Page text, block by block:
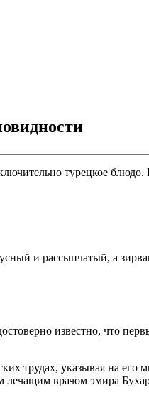
турецкое
и рассыпчатый, а
известно, что
трудах, указывая на его
лечащим врачом эмира